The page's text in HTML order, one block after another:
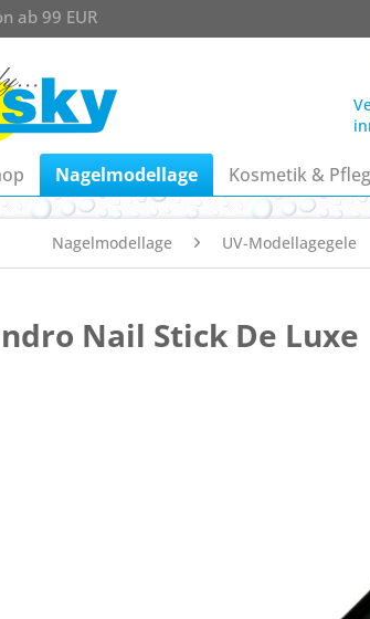
ab 99 EUR
Nagelmodellage Kosmetik &
Nagelmodellage UV-Modellagegele
Nail Stick De Luxe